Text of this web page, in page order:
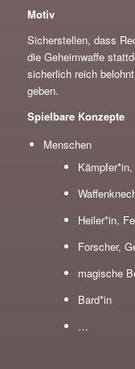
Motiv
Sicherstellen, dass
die Geheimwaffe
sicherlich reich
geben.
Spielbare Konzepte
Menschen
Heiler*in,
Forscher,
magische
Bard*in
…